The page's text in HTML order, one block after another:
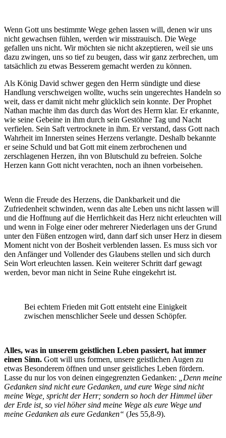
Wenn Gott uns bestimmte Wege gehen lassen will, denen wir uns
nicht gewachsen fühlen, werden wir misstrauisch. Die Wege
gefallen uns nicht. Wir möchten sie nicht akzeptieren, weil sie uns
dazu zwingen, uns so tief zu beugen, dass wir ganz zerbrechen, um
tatsächlich zu etwas Besserem gemacht werden zu können.
Als König David schwer gegen den Herrn sündigte und diese
Handlung verschweigen wollte, wuchs sein ungerechtes Handeln so
weit, dass er damit nicht mehr glücklich sein konnte. Der Prophet
Nathan machte ihm das durch das Wort des Herrn klar. Er erkannte,
wie seine Gebeine in ihm durch sein Gestöhne Tag und Nacht
verfielen. Sein Saft vertrocknete in ihm. Er verstand, dass Gott nach
Wahrheit im Innersten seines Herzens verlangte. Deshalb bekannte
er seine Schuld und bat Gott mit einem zerbrochenen und
zerschlagenen Herzen, ihn von Blutschuld zu befreien. Solche
Herzen kann Gott nicht verachten, noch an ihnen vorbeisehen.
Wenn die Freude des Herzens, die Dankbarkeit und die
Zufriedenheit schwinden, wenn das alte Leben uns nicht lassen will
und die Hoffnung auf die Herrlichkeit das Herz nicht erleuchten will
und wenn in Folge einer oder mehrerer Niederlagen uns der Grund
unter den Füßen entzogen wird, dann darf sich unser Herz in diesem
Moment nicht von der Bosheit verblenden lassen. Es muss sich vor
den Anfänger und Vollender des Glaubens stellen und sich durch
Sein Wort erleuchten lassen. Kein weiterer Schritt darf gewagt
werden, bevor man nicht in Seine Ruhe eingekehrt ist.
Bei echtem Frieden mit Gott entsteht eine Einigkeit
zwischen menschlicher Seele und dessen Schöpfer.
Alles, was in unserem geistlichen Leben passiert, hat immer
einen Sinn. Gott will uns formen, unsere geistlichen Augen zu
etwas Besonderem öffnen und unser geistliches Leben fördern.
Lasse du nur los von deinen eingegrenzten Gedanken:
„Denn meine
Gedanken sind nicht eure Gedanken, und eure Wege sind nicht
meine Wege, spricht der Herr; sondern so hoch der Himmel über
der Erde ist, so viel höher sind meine Wege als eure Wege und
meine Gedanken als eure Gedanken“ (Jes 55,8-9).